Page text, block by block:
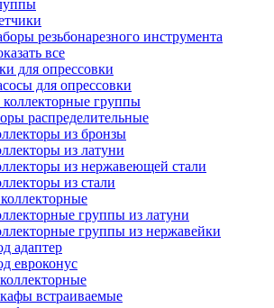
резьбонарезного инструмента
все
для опрессовки
для опрессовки
группы
распределительные
из бронзы
из латуни
из нержавеющей стали
из стали
группы из латуни
группы из нержавейки
адаптер
евроконус
встраиваемые